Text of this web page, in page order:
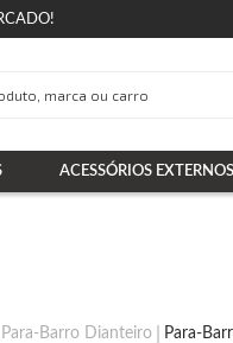
ACESSÓRIOS EXTERNOS
Para-Barro Dianteiro Para-